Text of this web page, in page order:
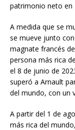
patrimonio neto en
A medida que se
se mueve junto
magnate francés
persona más rica
el 8 de junio de
superó a Arnault
del mundo, con un
A partir del 1 de
más rica del